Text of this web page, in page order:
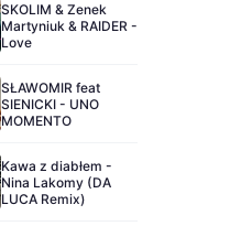
SKOLIM & Zenek
Martyniuk & RAIDER -
Love
SŁAWOMIR feat
SIENICKI - UNO
MOMENTO
Kawa z diabłem -
Nina Lakomy (DA
LUCA Remix)